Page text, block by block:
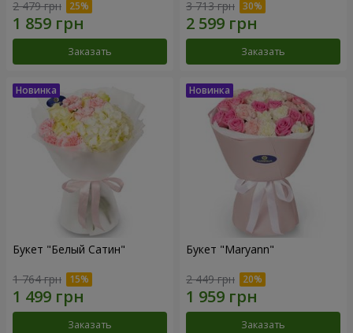
2 479 грн
Заказать
3 713 грн
Заказать
Букет "Белый Сатин"
1 764 грн
Заказать
Букет "Maryann"
2 449 грн
Заказать